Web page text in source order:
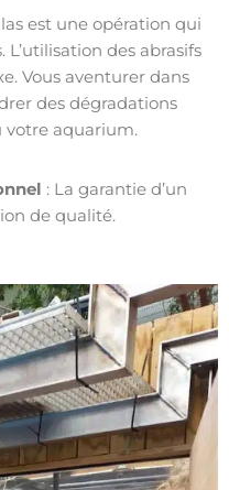
est une opération qui
L’utilisation des abrasifs
Vous aventurer dans
des dégradations
votre aquarium.
: La garantie d’un
de qualité.